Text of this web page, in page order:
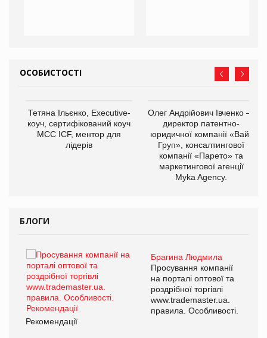
ОСОБИСТОСТІ
Тетяна Ільєнко, Executive-
коуч, сертифікований коуч
МСС ICF, ментор для
лідерів
Олег Андрійович Івченко —
директор патентно-
юридичної компанії «Вайз
Груп», консалтингової
компанії «Парето» та
маркетингової агенції
Myka Agency.
БЛОГИ
Брагина Людмила
Просування компанії
на порталі оптової та
роздрібної торгівлі
www.trademaster.ua.
правила. Особливості.
Рекомендації